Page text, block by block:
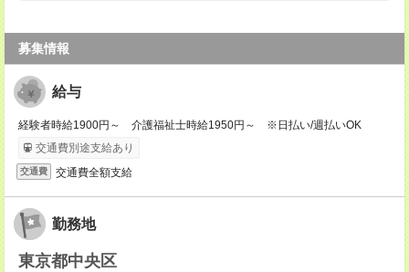
募集情報
給与
経験者時給1900円～ 介護福祉士時給1950円～ ※日払い/週払いOK
交通費別途支給あり
交通費 交通費全額支給
勤務地
東京都中央区